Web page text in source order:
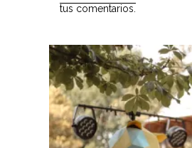
tus comentarios.